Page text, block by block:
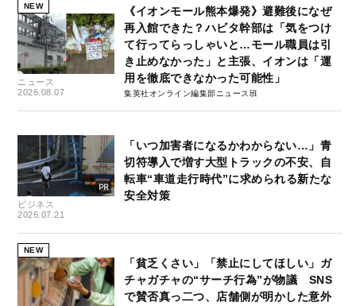
NEW
ニュース
2026.08.07
《イオンモール熊本爆発》避難後になぜ
再入館できた？ハビタ幹部は「気をつけ
て行ってらっしゃいと…モール職員は引
き止めなかった」と主張、イオンは「運
用を徹底できなかった可能性」
集英社オンライン編集部ニュース班
ビジネス
2026.07.21
「いつ加害者になるかわからない…」青
切符導入で増す大型トラックの不安、自
転車“車道走行時代”に求められる新たな
安全対策
NEW
「貧乏くさい」「禁止にしてほしい」ガ
チャガチャの“サーチ行為”が物議 SNS
で賛否真っ二つ、店舗側が明かした意外